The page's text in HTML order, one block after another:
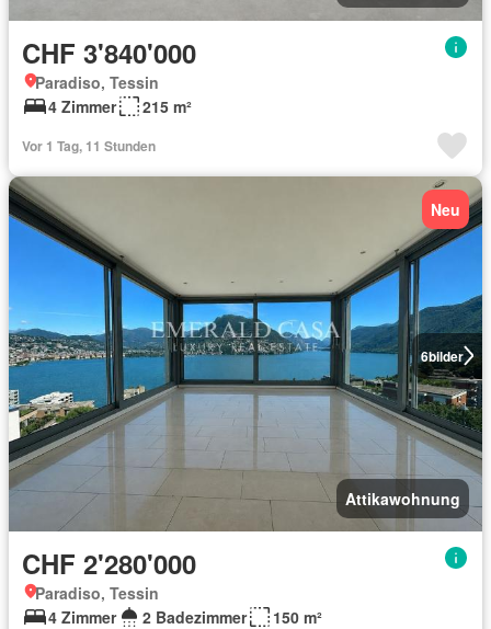
CHF 3'840'000
Paradiso, Tessin
4 Zimmer
215 m²
Vor 1 Tag, 11 Stunden
6bilder
Neu
Attikawohnung
CHF 2'280'000
Paradiso, Tessin
4 Zimmer
2 Badezimmer
150 m²